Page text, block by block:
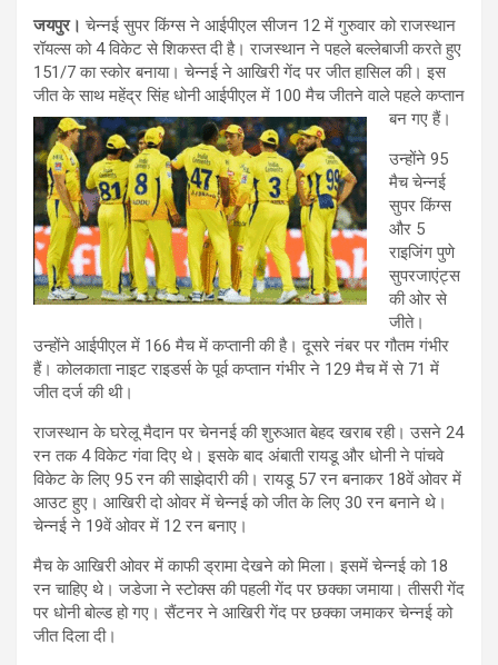
जयपुर। चेन्नई सुपर किंग्स ने आईपीएल सीजन 12 में गुरुवार को राजस्थान
रॉयल्स को 4 विकेट से शिकस्त दी है। राजस्थान ने पहले बल्लेबाजी करते हुए
151/7 का स्कोर बनाया। चेन्नई ने आखिरी गेंद पर जीत हासिल की। इस
जीत के साथ महेंद्र सिंह धोनी आईपीएल में 100 मैच जीतने वाले पहले कप्तान
बन गए हैं।
उन्होंने 95
मैच चेन्नई
सुपर किंग्स
और 5
राइजिंग पुणे
सुपरजाएंट्स
की ओर से
जीते।
उन्होंने आईपीएल में 166 मैच में कप्तानी की है। दूसरे नंबर पर गौतम गंभीर
हैं। कोलकाता नाइट राइडर्स के पूर्व कप्तान गंभीर ने 129 मैच में से 71 में
जीत दर्ज की थी।
राजस्थान के घरेलू मैदान पर चेननई की शुरुआत बेहद खराब रही। उसने 24
रन तक 4 विकेट गंवा दिए थे। इसके बाद अंबाती रायडू और धोनी ने पांचवे
विकेट के लिए 95 रन की साझेदारी की। रायडू 57 रन बनाकर 18वें ओवर में
आउट हुए। आखिरी दो ओवर में चेन्नई को जीत के लिए 30 रन बनाने थे।
चेन्नई ने 19वें ओवर में 12 रन बनाए।
मैच के आखिरी ओवर में काफी ड्रामा देखने को मिला। इसमें चेन्नई को 18
रन चाहिए थे। जडेजा ने स्टोक्स की पहली गेंद पर छक्का जमाया। तीसरी गेंद
पर धोनी बोल्ड हो गए। सैंटनर ने आखिरी गेंद पर छक्का जमाकर चेन्नई को
जीत दिला दी।